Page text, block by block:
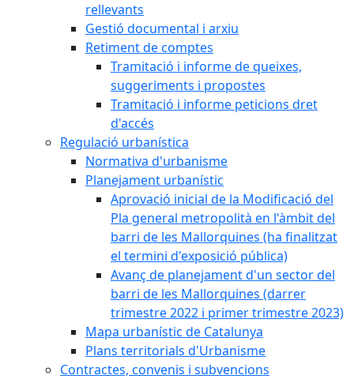
rellevants
Gestió documental i arxiu
Retiment de comptes
Tramitació i informe de queixes,
suggeriments i propostes
Tramitació i informe peticions dret
d'accés
Regulació urbanística
Normativa d'urbanisme
Planejament urbanístic
Aprovació inicial de la Modificació del
Pla general metropolità en l'àmbit del
barri de les Mallorquines (ha finalitzat
el termini d'exposició pública)
Avanç de planejament d'un sector del
barri de les Mallorquines (darrer
trimestre 2022 i primer trimestre 2023)
Mapa urbanístic de Catalunya
Plans territorials d'Urbanisme
Contractes, convenis i subvencions